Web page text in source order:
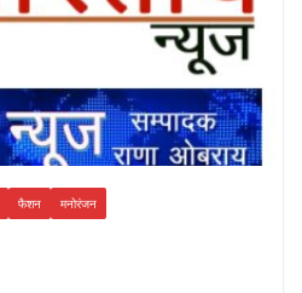
फैशन मनोरंजन